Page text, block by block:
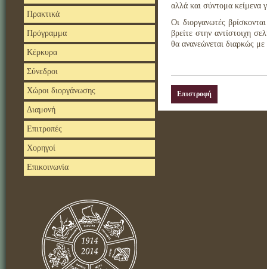
Πρακτικά
Πρόγραμμα
Κέρκυρα
Σύνεδροι
Χώροι διοργάνωσης
Διαμονή
Επιτροπές
Χορηγοί
Επικοινωνία
αλλά και σύντομα κείμενα
Οι διοργανωτές
βρείτε στην αντίστοιχη
θα ανανεώνεται διαρκώς με
Επιστροφή